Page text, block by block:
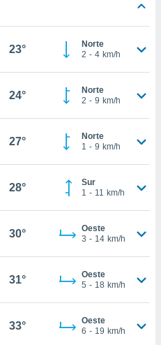
23°
Norte
2 - 4 km/h
24°
Norte
2 - 9 km/h
27°
Norte
1 - 9 km/h
28°
Sur
1 - 11 km/h
30°
Oeste
3 - 14 km/h
31°
Oeste
5 - 18 km/h
33°
Oeste
6 - 19 km/h